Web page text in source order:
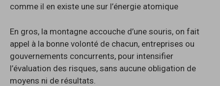
comme il en existe une sur l’énergie atomique
En gros, la montagne accouche d’une souris, on fait
appel à la bonne volonté de chacun, entreprises ou
gouvernements concurrents, pour intensifier
l’évaluation des risques, sans aucune obligation de
moyens ni de résultats.